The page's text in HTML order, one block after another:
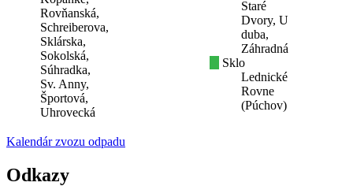
Rovňanská,
Schreiberova,
Sklárska,
Sokolská,
Súhradka,
Sv. Anny,
Športová,
Uhrovecká
Staré
Dvory, U
duba,
Záhradná
Sklo
Lednické
Rovne
(Púchov)
Kalendár zvozu odpadu
Odkazy